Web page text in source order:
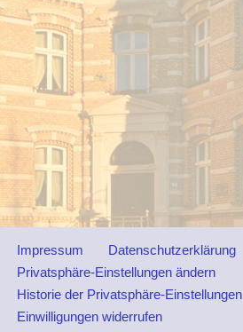
Impressum
Datenschutzerklärung
Privatsphäre-Einstellungen ändern
Historie der Privatsphäre-Einstellungen
Einwilligungen widerrufen